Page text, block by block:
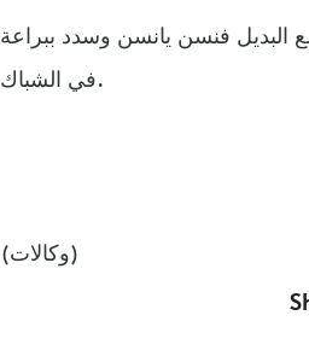
60 عندما تبادل الكرة مع البديل فنسن يانسن وسدد ببراعة
في الشباك.
(وكالات)